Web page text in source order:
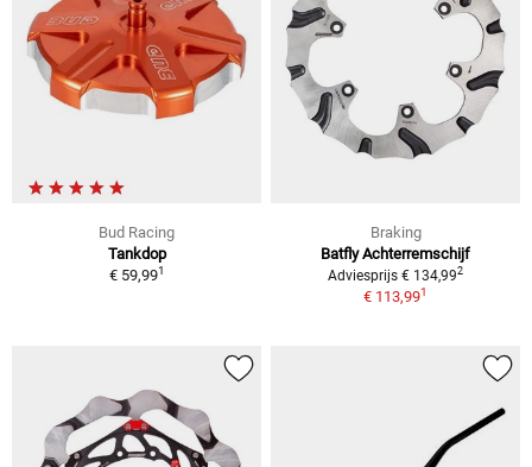
Bud Racing
Tankdop
€ 59,991
Braking
Batfly Achterremschijf
Adviesprijs € 134,992
€ 113,991